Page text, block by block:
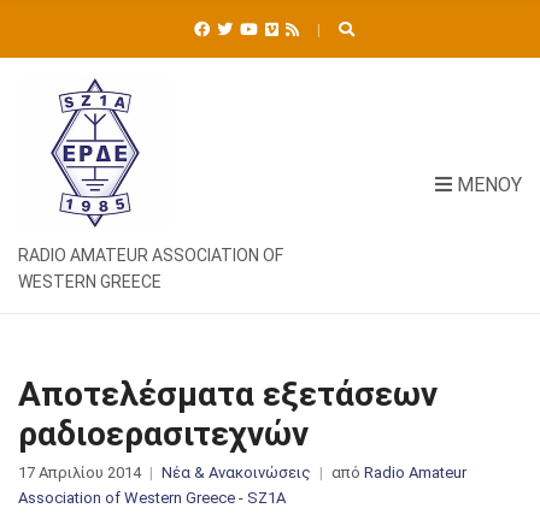
RADIO AMATEUR ASSOCIATION OF
WESTERN GREECE
ΜΕΝΟΎ
Αποτελέσματα εξετάσεων
ραδιοερασιτεχνών
17 Απριλίου 2014 Νέα & Ανακοινώσεις από Radio Amateur
Association of Western Greece - SZ1A